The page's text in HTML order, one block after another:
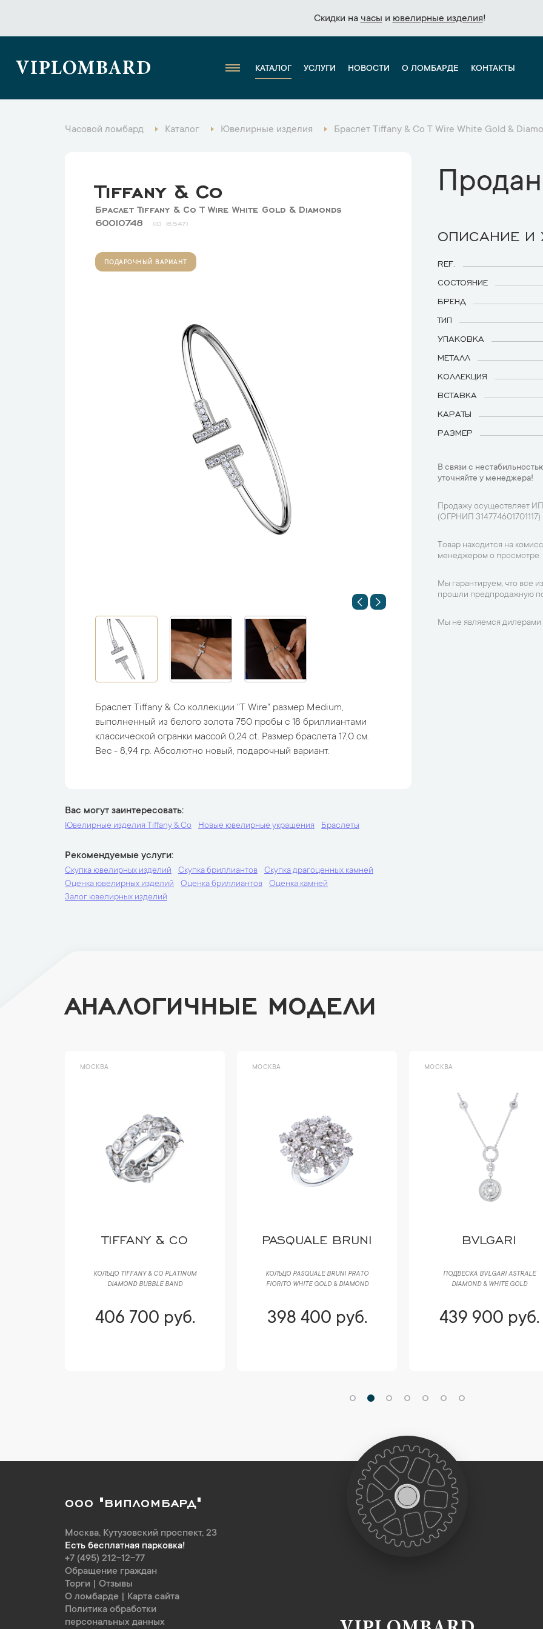
Скидки на часы и ювелирные изделия!
Скидки на часы и ювелирные изделия!
VIPLOMBARD КАТАЛОГ УСЛУГИ НОВОСТИ О ЛОМБАРДЕ КОНТАКТЫ
Часовой ломбард Каталог Ювелирные изделия Браслет Tiffany & Co T Wire White Gold &
Tiffany & Co
Браслет Tiffany & Co T Wire White Gold & Diamonds
60010748
16547
ПОДАРОЧНЫЙ ВАРИАНТ
Браслет Tiffany & Co коллекции "T Wire" размер Medium,
выполненный из белого золота 750 пробы с 18 бриллиантами
классической огранки массой 0,24 ct. Размер браслета 17,0 см.
Вес - 8,94 гр. Абсолютно новый, подарочный вариант.
Вас могут заинтересовать
Ювелирные изделия Tiffany & Co Новые ювелирные украшения Браслеты
Рекомендуемые услуги
Скупка ювелирных изделий Скупка бриллиантов
Скупка драгоценных камней
Оценка ювелирных изделий
Оценка бриллиантов
Оценка камней
Залог ювелирных изделий
ОПИСАНИЕ И
REF.
СОСТОЯНИЕ
БРЕНД
ТИП
УПАКОВКА
МЕТАЛЛ
КОЛЛЕКЦИЯ
ВСТАВКА
КАРАТЫ
РАЗМЕР
В связи с
уточняйте у менеджера!
Продажу осуществляет
(ОГРНИП 314774601701117)
Товар находится на
менеджером о просмотре.
Мы гарантируем, что все
прошли предпродажную
Мы не являемся дилерами
АНАЛОГИЧНЫЕ МОДЕЛИ
МОСКВА
TIFFANY & CO
КОЛЬЦО TIFFANY & CO PLATINUM
DIAMOND BUBBLE BAND
406 700 руб.
МОСКВА
PASQUALE BRUNI
КОЛЬЦО PASQUALE BRUNI РRАTО
FIORITO WHITE GOLD & DIAMOND
398 400 руб.
МОСКВА
BVLGARI
ПОДВЕСКА BVLGARI ASTRALE
DIAMOND & WHITE GOLD
439 900 руб.
ООО "ВИПЛОМБАРД"
Москва, Кутузовский проспект, 23
Есть бесплатная парковка!
+7 (495) 212-12-77
Обращение граждан
Торги
Отзывы
О ломбарде
Карта сайта
Политика обработки
персональных данных